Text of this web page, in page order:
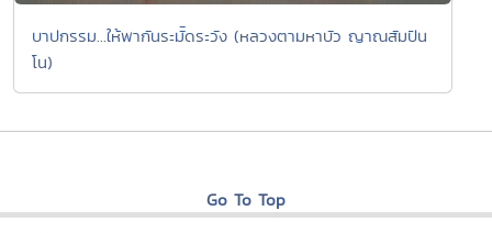
บาปกรรม...ให้พากันระมััดระวัง (หลวงตามหาบัว ญาณสัมปัน
โน)
Go To Top